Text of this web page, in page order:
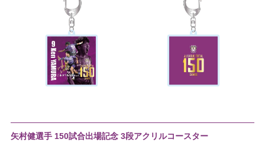
矢村健選手 150試合出場記念 3段アクリルコースター